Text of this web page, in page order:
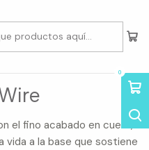
0
Sillas Wire
el fino acabado en cuero,
vida a la base que sostiene